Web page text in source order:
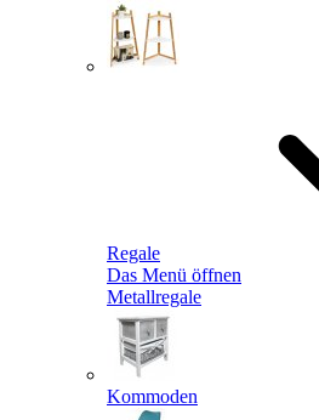
Regale
Das Menü öffnen
Metallregale
Kommoden